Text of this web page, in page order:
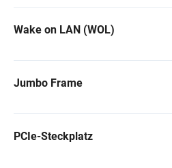
Wake on LAN (WOL)
Jumbo Frame
PCIe-Steckplatz